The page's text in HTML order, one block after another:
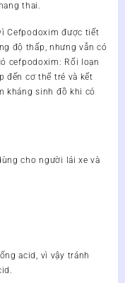
thai.
Cefpodoxim được tiết
độ thấp, nhưng vẫn có
cefpodoxim: Rối loạn
đến cơ thể trẻ và kết
kháng sinh đồ khi có
cho người lái xe và
acid, vì vậy tránh